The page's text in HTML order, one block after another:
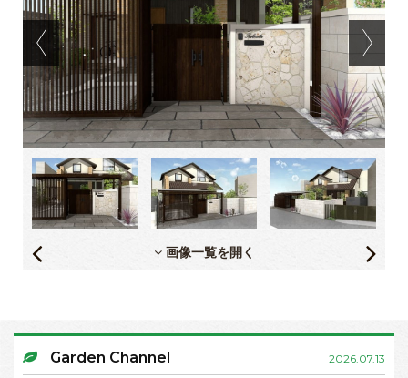
画像一覧を開く
Garden Channel 2026.07.13